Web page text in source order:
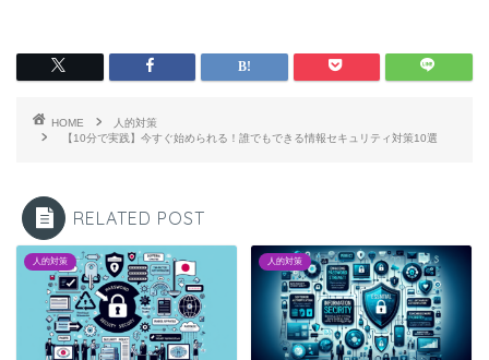
HOME
人的対策
【10分で実践】今すぐ始められる！誰でもできる情報セキュリティ対策10選
RELATED POST
人的対策 人的対策